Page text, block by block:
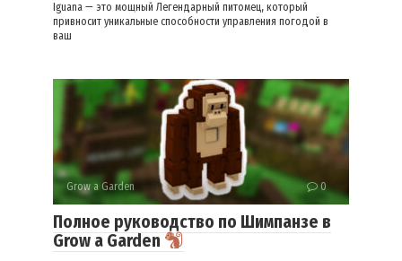
Iguana — это мощный Легендарный питомец, который
привносит уникальные способности управления погодой в
ваш
Grow a Garden 0
Полное руководство по Шимпанзе в
Grow a Garden